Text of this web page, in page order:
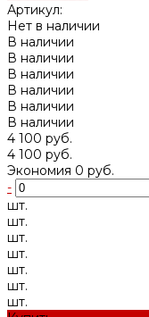
Артикул:
Нет в наличии
В наличии
В наличии
В наличии
В наличии
В наличии
В наличии
4 100 руб.
4 100 руб.
Экономия 0 руб.
-
шт.
шт.
шт.
шт.
шт.
шт.
шт.